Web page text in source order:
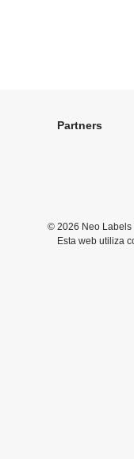
Partners
© 2026 Neo Labels
Esta web utiliza